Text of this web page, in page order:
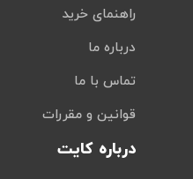
راهنمای خرید
درباره ما
تماس با ما
قوانین و مقررات
درباره کایت